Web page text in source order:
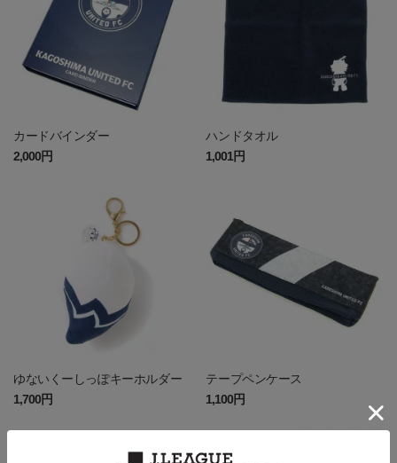
カードバインダー
2,000円
ハンドタオル
1,001円
ゆないくーしっぽキーホルダー
1,700円
テープペンケース
1,100円